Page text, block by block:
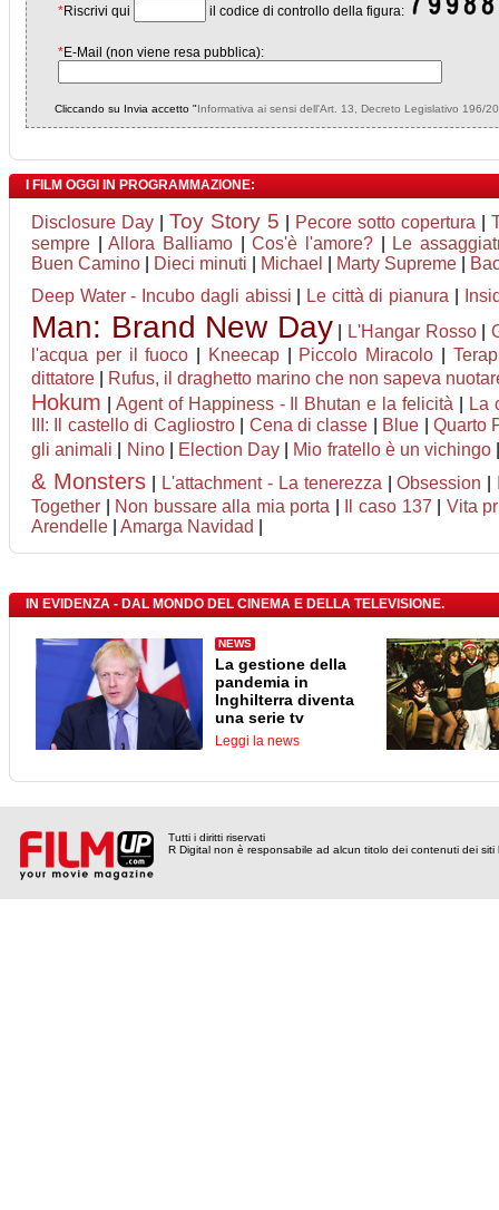
*Riscrivi qui il codice di controllo della figura:
*E-Mail (non viene resa pubblica):
Cliccando su Invia accetto "Informativa ai sensi dell'Art. 13, Decreto Legislativo 196/
I FILM OGGI IN PROGRAMMAZIONE:
Disclosure Day Toy Story 5 Pecore sotto copertura
sempre |Allora Balliamo|Cos'è l'amore?|
Le
Buen Camino
Dieci minuti Michael Marty Supreme
Deep Water - Incubo dagli abissi
Le città di pianura
Man: Brand New Day L'Hangar Rosso|
l'acqua per il fuoco
Kneecap| Piccolo Miracolo
dittatore
Rufus, il draghetto marino che non sapeva
Hokum Agent of Happiness - Il Bhutan e la felicità
La
III: Il castello di Cagliostro| Cena di classe Blue |Quarto
gli animali
Nino| Election Day Mio fratello è un vichingo
& Monsters| L'attachment - La tenerezza |Obsession
Together
Non bussare alla mia porta Il caso 137
Vita
Arendelle
Amarga Navidad
IN EVIDENZA - DAL MONDO DEL CINEMA E DELLA TELEVISIONE.
NEWS
La gestione della
pandemia in
Inghilterra diventa
una serie tv
Leggi la news
Tutti i diritti riservati
R Digital non è responsabile ad alcun titolo dei contenuti dei siti